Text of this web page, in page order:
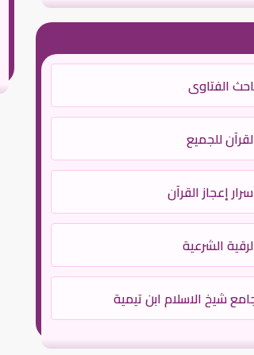
الفتاوى
للجميع
إعجاز القرآن
الشرعية
شيخ الاسلام ابن تيمية